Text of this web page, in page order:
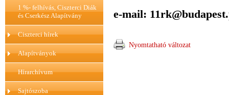
1 %- felhívás, Ciszterci Diák
és Cserkész Alapítvány
Ciszterci hírek
Alapítványok
Hírarchívum
Sajtószoba
e-mail:
Nyomtatható változat